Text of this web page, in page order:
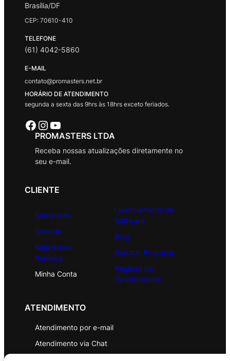
Brasília/DF
CEP: 70610-410
TELEFONE
(61) 4042-5860
E-MAIL
contato@promasters.net.br
HORÁRIO DE ATENDIMENTO
segunda a sexta das 9hrs às 18hrs exceto feriados.
Facebook Instagram Youtube
PROMASTERS LTDA
Receba nossas atualizações diretamente no
seu e-mail.
CLIENTE
Sobre Nós
Contato
Seja Nosso
Parceiro
Minha Conta
Licenciamento de
Software
Blog
Solicitar Proposta
Registro de
Oportunidade
ATENDIMENTO
Atendimento por e-mail
Atendimento via Chat